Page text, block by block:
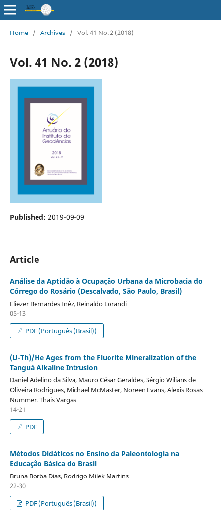
Home / Archives / Vol. 41 No. 2 (2018)
Vol. 41 No. 2 (2018)
Published: 2019-09-09
Article
Análise da Aptidão à Ocupação Urbana da Microbacia do
Córrego do Rosário (Descalvado, São Paulo, Brasil)
Eliezer Bernardes Inêz, Reinaldo Lorandi
05-13
PDF (Português (Brasil))
(U-Th)/He Ages from the Fluorite Mineralization of the
Tanguá Alkaline Intrusion
Daniel Adelino da Silva, Mauro César Geraldes, Sérgio Wilians de
Oliveira Rodrigues, Michael McMaster, Noreen Evans, Alexis Rosas
Nummer, Thais Vargas
14-21
PDF
Métodos Didáticos no Ensino da Paleontologia na
Educação Básica do Brasil
Bruna Borba Dias, Rodrigo Milek Martins
22-30
PDF (Português (Brasil))